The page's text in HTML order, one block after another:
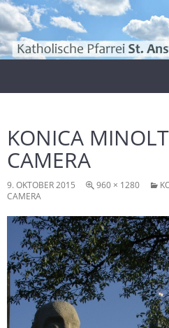
Zum
Inhalt
springen
KONICA
CAMERA
9. OKTOBER 2015 960 × 1280
CAMERA